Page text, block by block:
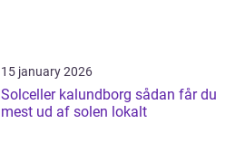
15 january 2026
Solceller kalundborg sådan får du
mest ud af solen lokalt